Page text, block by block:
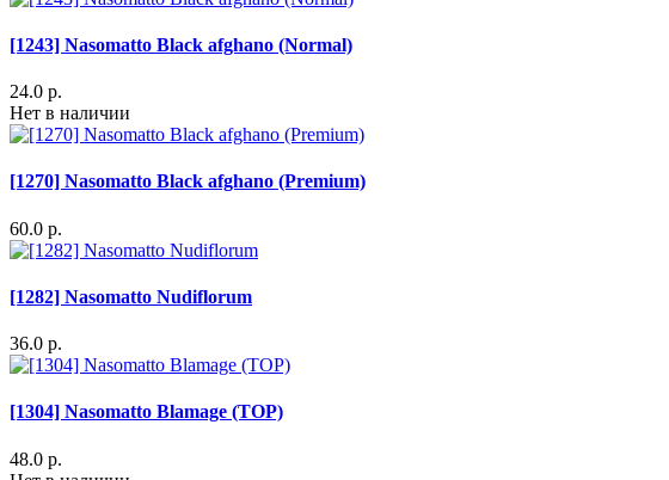
[1243] Nasomatto Black afghano (Normal)
24.0 р.
Нет в наличии
[1270] Nasomatto Black afghano (Premium)
60.0 р.
[1282] Nasomatto Nudiflorum
36.0 р.
[1304] Nasomatto Blamage (TOP)
48.0 р.